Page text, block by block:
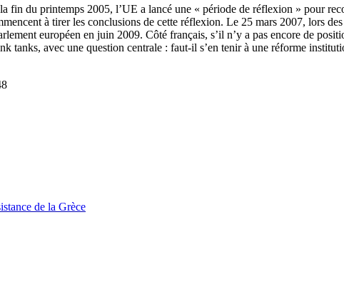
fin du printemps 2005, l’UE a lancé une « période de réflexion » pour
à tirer les conclusions de cette réflexion. Le 25 mars 2007, lors
européen en juin 2009. Côté français, s’il n’y a pas encore de
tanks, avec une question centrale : faut-il s’en tenir à une réforme
de la Grèce